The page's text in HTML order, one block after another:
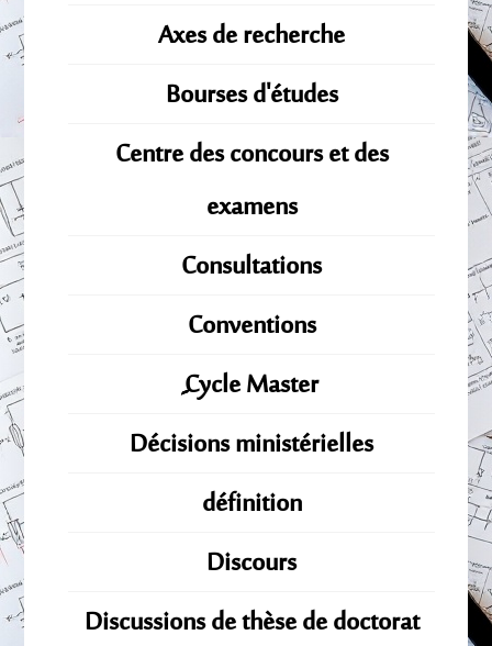
Axes de recherche
Bourses d'études
Centre des concours et des
examens
Consultations
Conventions
ِِِCycle Master
Décisions ministérielles
définition
Discours
Discussions de thèse de doctorat